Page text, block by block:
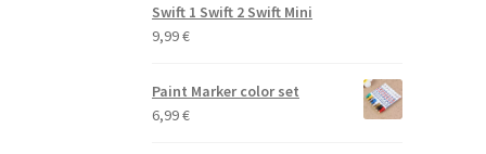
Swift 1 Swift 2 Swift Mini
9,99€
Paint Marker color set
6,99€